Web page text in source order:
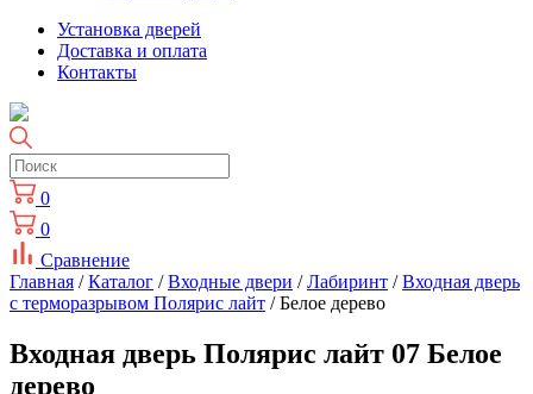
Установка дверей
Доставка и оплата
Контакты
0
0
Сравнение
Главная /Каталог /Входные двери /Лабиринт /Входная дверь
с терморазрывом Полярис лайт / Белое дерево
Входная дверь Полярис лайт 07 Белое
дерево